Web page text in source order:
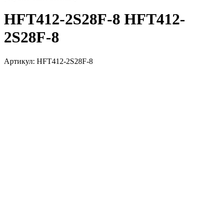
HFT412-2S28F-8 HFT412-
2S28F-8
Артикул: HFT412-2S28F-8